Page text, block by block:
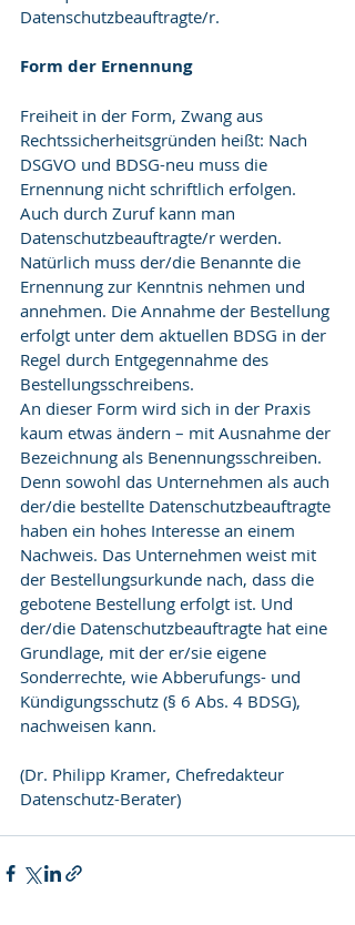
Datenschutzbeauftragte/r.
Form der Ernennung
Freiheit in der Form, Zwang aus
Rechtssicherheitsgründen heißt: Nach
DSGVO und BDSG-neu muss die
Ernennung nicht schriftlich erfolgen.
Auch durch Zuruf kann man
Datenschutzbeauftragte/r werden.
Natürlich muss der/die Benannte die
Ernennung zur Kenntnis nehmen und
annehmen. Die Annahme der Bestellung
erfolgt unter dem aktuellen BDSG in der
Regel durch Entgegennahme des
Bestellungsschreibens.
An dieser Form wird sich in der Praxis
kaum etwas ändern – mit Ausnahme der
Bezeichnung als Benennungsschreiben.
Denn sowohl das Unternehmen als auch
der/die bestellte Datenschutzbeauftragte
haben ein hohes Interesse an einem
Nachweis. Das Unternehmen weist mit
der Bestellungsurkunde nach, dass die
gebotene Bestellung erfolgt ist. Und
der/die Datenschutzbeauftragte hat eine
Grundlage, mit der er/sie eigene
Sonderrechte, wie Abberufungs- und
Kündigungsschutz (§ 6 Abs. 4 BDSG),
nachweisen kann.
(Dr. Philipp Kramer, Chefredakteur
Datenschutz-Berater)